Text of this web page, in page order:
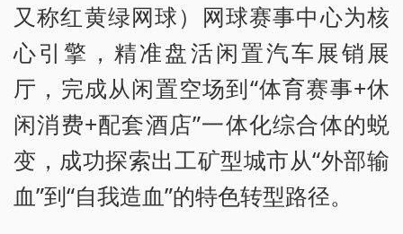
又称红黄绿网球）网球赛事中心为核
心引擎，精准盘活闲置汽车展销展
厅，完成从闲置空场到“体育赛事+休
闲消费+配套酒店”一体化综合体的蜕
变，成功探索出工矿型城市从“外部输
血”到“自我造血”的特色转型路径。